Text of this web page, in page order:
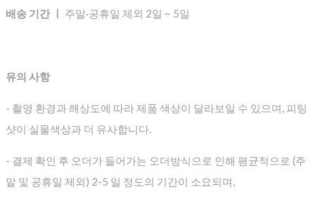
배송 기간 ㅣ 주말·공휴일 제외 2일 ~ 5일
유의 사항
- 촬영 환경과 해상도에 따라 제품 색상이 달라보일 수 있으며, 피팅
샷이 실물색상과 더 유사합니다.
- 결제 확인 후 오더가 들어가는 오더방식으로 인해 평균적으로 (주
말 및 공휴일 제외) 2-5 일 정도의 기간이 소요되며,